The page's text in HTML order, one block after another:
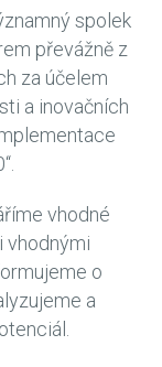
spolek
převážně z
za účelem
a inovačních
vhodné
vhodnými
o
a